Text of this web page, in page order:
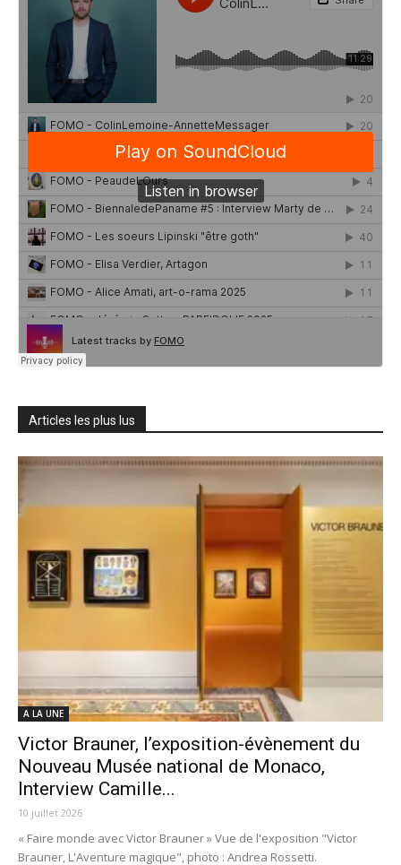
Articles les plus lus
A LA UNE
Victor Brauner, l’exposition-évènement du
Nouveau Musée national de Monaco,
Interview Camille...
10 juillet 2026
« Faire monde avec Victor Brauner » Vue de l'exposition "Victor
Brauner, L'Aventure magique", photo : Andrea Rossetti.